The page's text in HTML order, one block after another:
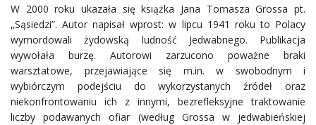
W 2000 roku ukazała się książka Jana Tomasza Grossa pt.
„Sąsiedzi”. Autor napisał wprost: w lipcu 1941 roku to Polacy
wymordowali żydowską ludność Jedwabnego. Publikacja
wywołała burzę. Autorowi zarzucono poważne braki
warsztatowe, przejawiające się m.in. w swobodnym i
wybiórczym podejściu do wykorzystanych źródeł oraz
niekonfrontowaniu ich z innymi, bezrefleksyjne traktowanie
liczby podawanych ofiar (według Grossa w jedwabieńskiej